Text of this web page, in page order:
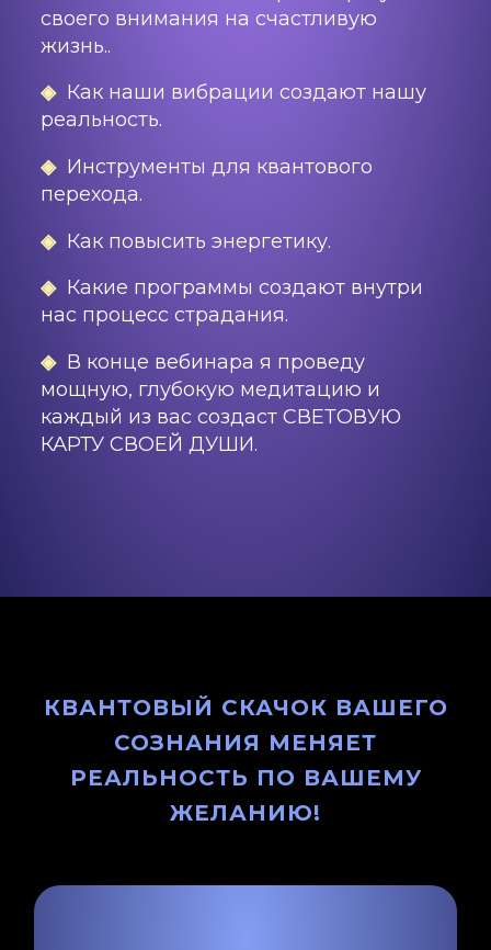
своего внимания на счастливую
жизнь..
◈ Как наши вибрации создают нашу
реальность.
◈ Инструменты для квантового
перехода.
◈ Как повысить энергетику.
◈ Какие программы создают внутри
нас процесс страдания.
◈ В конце вебинара я проведу
мощную, глубокую медитацию и
каждый из вас создаст СВЕТОВУЮ
КАРТУ СВОЕЙ ДУШИ.
КВАНТОВЫЙ СКАЧОК ВАШЕГО
СОЗНАНИЯ МЕНЯЕТ
РЕАЛЬНОСТЬ ПО ВАШЕМУ
ЖЕЛАНИЮ!